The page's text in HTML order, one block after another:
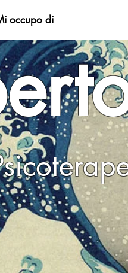
occupo di